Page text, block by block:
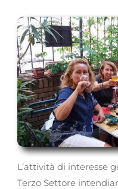
L’attività di interesse
Terzo Settore